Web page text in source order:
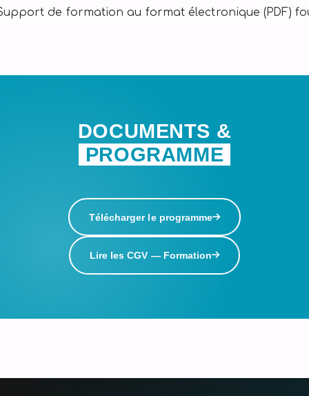
de formation au format électronique (PDF)
DOCUMENTS &
PROGRAMME
Télécharger le programme
Lire les CGV — Formation